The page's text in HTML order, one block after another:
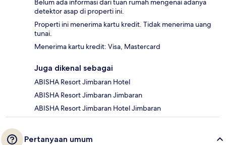
Belum ada informasi dari tuan rumah mengenai adanya
detektor asap di properti ini.
Properti ini menerima kartu kredit. Tidak menerima uang
tunai.
Menerima kartu kredit: Visa, Mastercard
Juga dikenal sebagai
ABISHA Resort Jimbaran Hotel
ABISHA Resort Jimbaran Jimbaran
ABISHA Resort Jimbaran Hotel Jimbaran
Pertanyaan umum